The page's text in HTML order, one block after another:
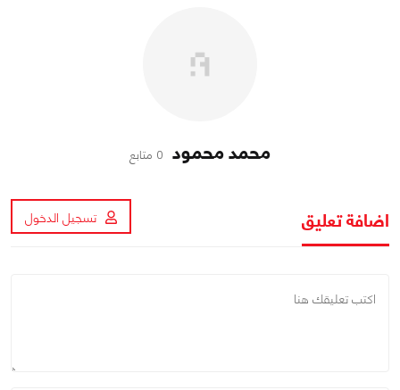
محمد محمود 0 متابع
اضافة تعليق تسجيل الدخول